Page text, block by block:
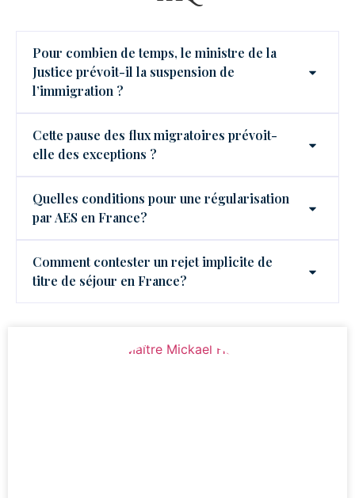
Pour combien de temps, le ministre de la
Justice prévoit-il la suspension de
l’immigration ?
Cette pause des flux migratoires prévoit-
elle des exceptions ?
Quelles conditions pour une régularisation
par AES en France?
Comment contester un rejet implicite de
titre de séjour en France?